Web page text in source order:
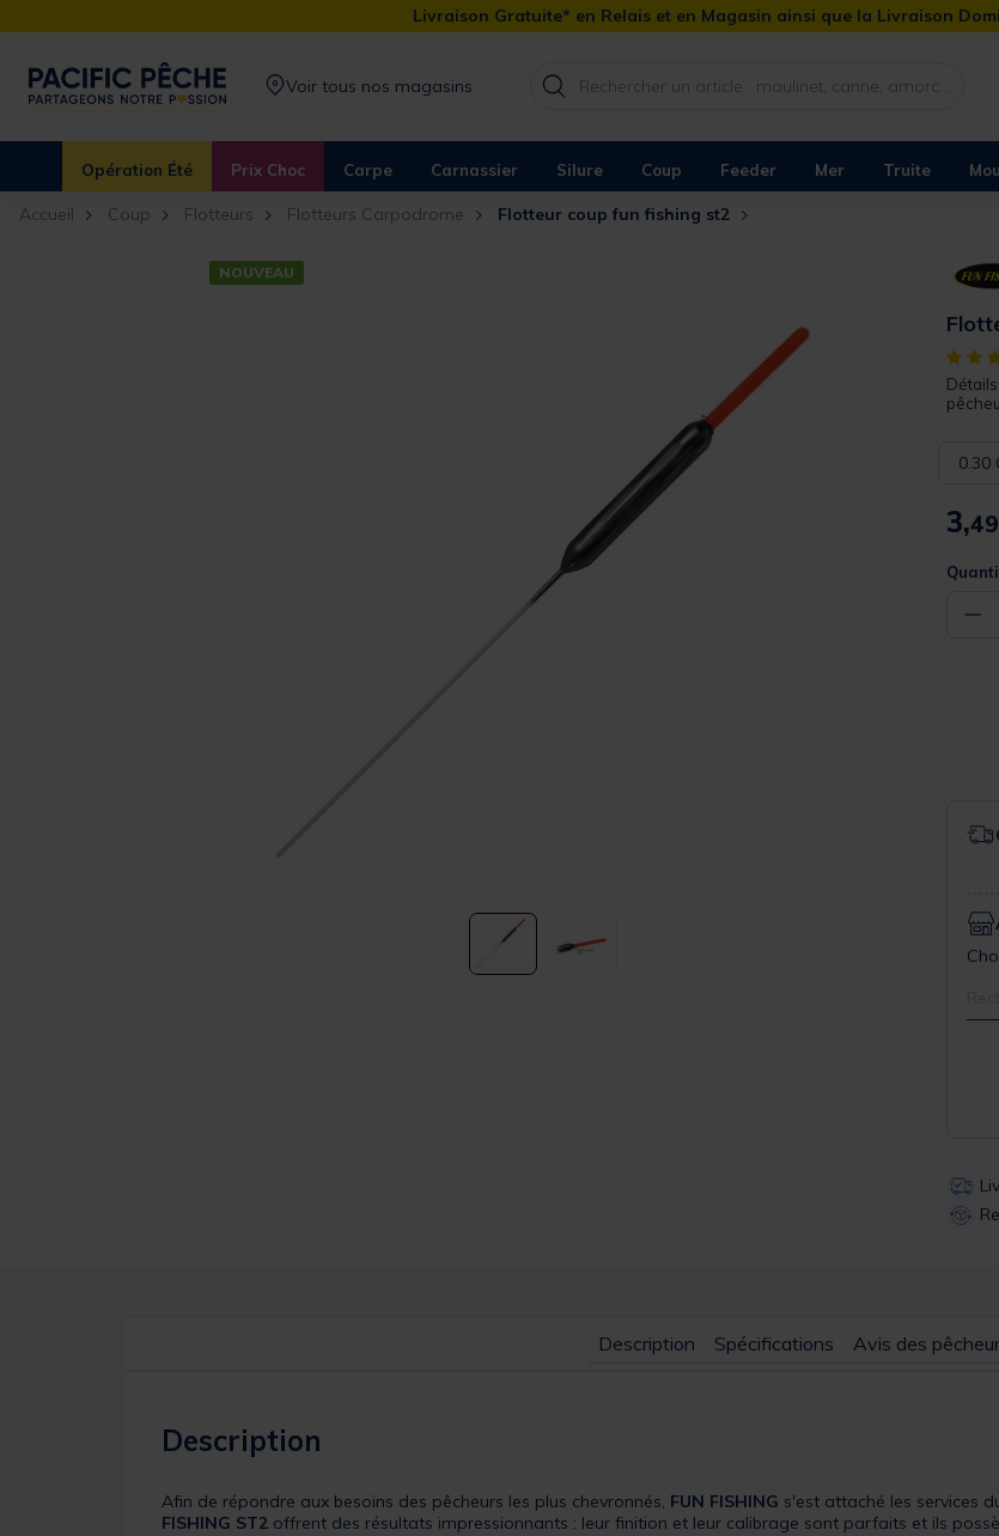
Livraison Gratuite* en Relais et en Magasin ainsi que la Livraison
Voir tous nos magasins
Opération Été Prix Choc Carpe Carnassier Silure Coup Feeder Mer Truite
Accueil Coup Flotteurs Flotteurs Carpodrome Flotteur coup fun fishing st2
NOUVEAU
0.30
3,
−
Description Spécifications Avis des
Description
Afin de répondre aux besoins des pêcheurs les plus chevronnés, FUN FISHING s'est attaché les services
FISHING ST2 offrent des résultats impressionnants : leur finition et leur calibrage sont parfaits et ils